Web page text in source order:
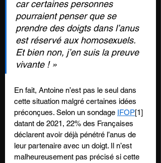
car certaines personnes
pourraient penser que se
prendre des doigts dans l’anus
est réservé aux homosexuels.
Et bien non, j’en suis la preuve
vivante ! »
En fait, Antoine n’est pas le seul dans
cette situation malgré certaines idées
préconçues. Selon un sondage IFOP[1]
datant de 2021, 22% des Françaises
déclarent avoir déjà pénétré l’anus de
leur partenaire avec un doigt. Il n’est
malheureusement pas précisé si cette